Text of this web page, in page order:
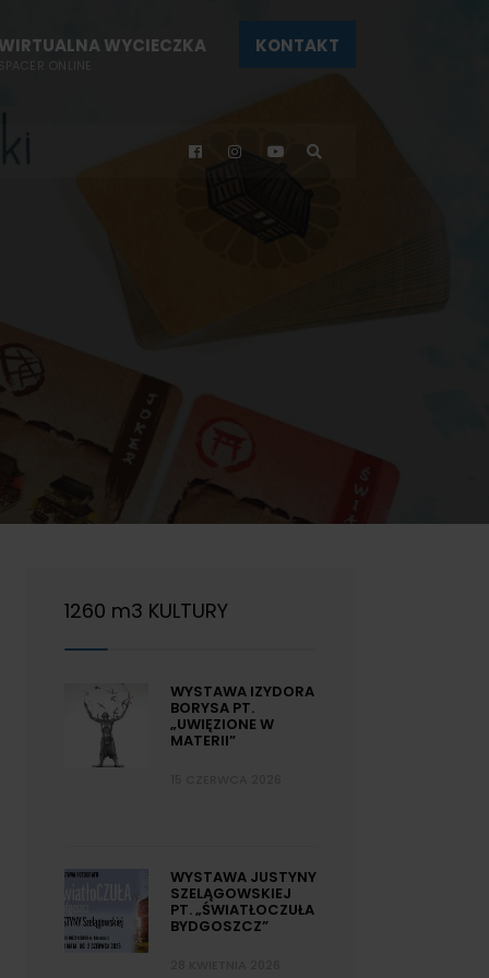
WIRTUALNA WYCIECZKA
SPACER ONLINE
KONTAKT
1260 m3 KULTURY
WYSTAWA IZYDORA
BORYSA PT.
„UWIĘZIONE W
MATERII”
WYSTAWA JUSTYNY
SZELĄGOWSKIEJ
PT. „ŚWIATŁOCZUŁA
BYDGOSZCZ”